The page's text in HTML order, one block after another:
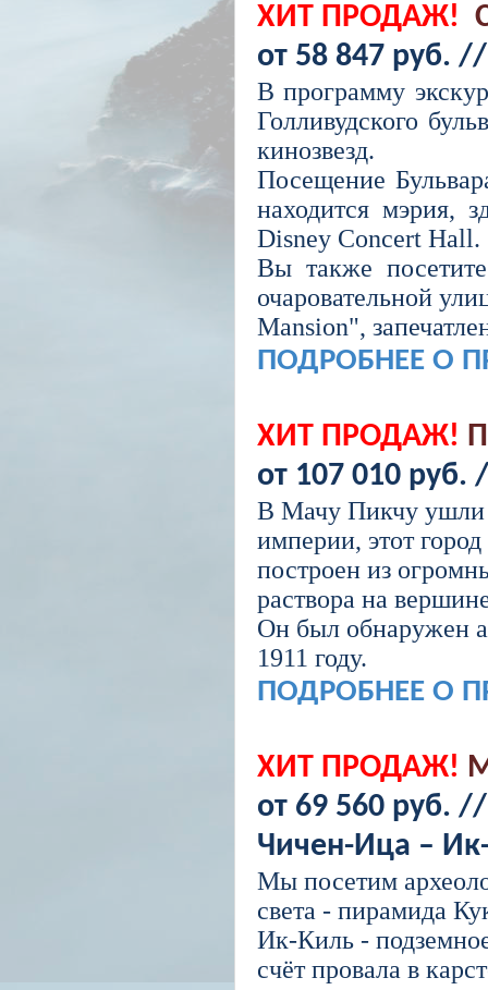
ХИТ ПРОДАЖ!
от 58 847 руб.
В программу
Голливудского
кинозвезд.
Посещение
находится мэрия,
Disney Concert Hall.
Вы также
очаровательной
Mansion",
ПОДРОБНЕЕ О
ХИТ ПРОДАЖ!
от 107 010
В Мачу Пикчу ушли
империи, этот
построен из
раствора на
Он был обнаружен
1911 году.
ПОДРОБНЕЕ О
ХИТ ПРОДАЖ!
от 69 560 руб.
Чичен-Ица –
Мы посетим
света - пирамида
Ик-Киль -
счёт провала в